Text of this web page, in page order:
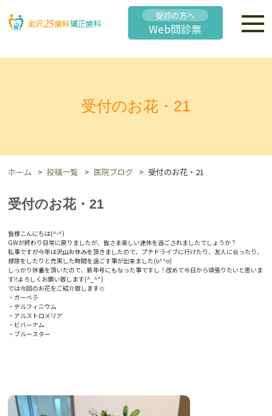
受診の方へ
Web問診票
受付のお花・21
ホーム 投稿一覧 医院ブログ 受付のお花・21
受付のお花・21
皆様こんにちは(^-^)
GWが終わり日常に戻りましたが、皆さま楽しい連休を過ごされましたでしょうか？
私事ですが今年は沢山お休みを頂きましたので、プチドライブに行けたり、友人に会ったり、
掃除をしたりと充実した時間を過ごす事が出来ました(o^^o)
しっかり休養を頂いたので、新年号にもなった事ですし！改めて今日から頑張りたいと思いま
す‼︎よろしくお願い致します(^_^*)
では今回のお花をご紹介致します☆
・ガーベラ
・デルフィニウム
・アルストロメリア
・ビバーナム
・ブルースター